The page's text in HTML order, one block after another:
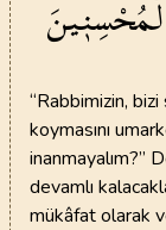
“Rabbimizin,
koymasını
inanmayalım?”
devamlı
mükâfat olarak